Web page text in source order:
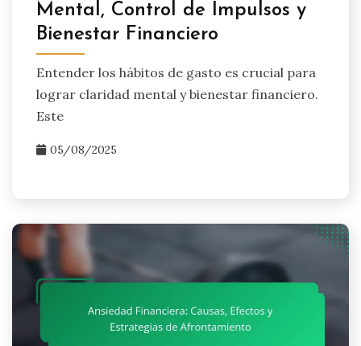
Mental, Control de Impulsos y
Bienestar Financiero
Entender los hábitos de gasto es crucial para
lograr claridad mental y bienestar financiero.
Este
05/08/2025